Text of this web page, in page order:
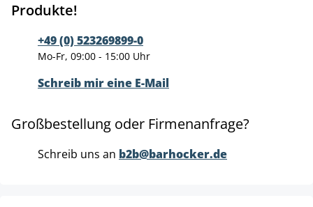
Produkte!
+49 (0) 523269899-0
Mo-Fr, 09:00 - 15:00 Uhr
Schreib mir eine E-Mail
Großbestellung oder Firmenanfrage?
Schreib uns an b2b@barhocker.de